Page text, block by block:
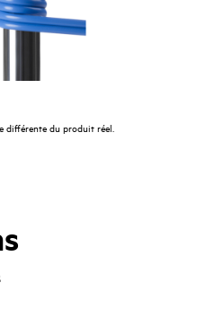
maintenant
différente du produit réel.